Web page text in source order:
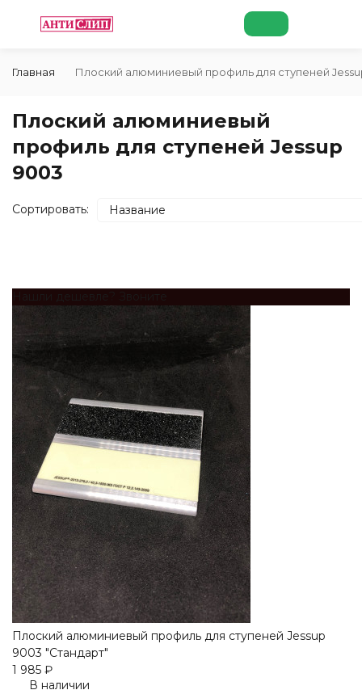
Главная Плоский алюминиевый профиль для ступеней
Плоский алюминиевый
профиль для ступеней Jessup
9003
Сортировать: Название
Плоский алюминиевый профиль для ступеней Jessup
9003 "Стандарт"
1 985 ₽
В наличии